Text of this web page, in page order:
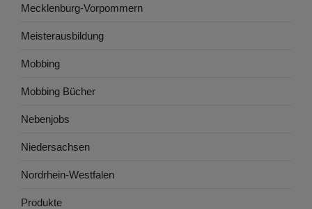
Mecklenburg-Vorpommern
Meisterausbildung
Mobbing
Mobbing Bücher
Nebenjobs
Niedersachsen
Nordrhein-Westfalen
Produkte